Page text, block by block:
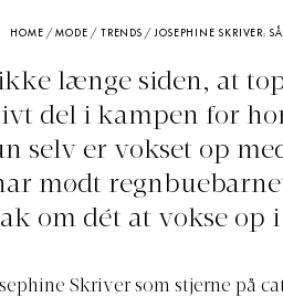
HOME /MODE / TRENDS /JOSEPHINE SKRIVER:
længe siden, at
del i kampen for
selv er vokset op
mødt
om dét at vokse op
Skriver som stjerne på